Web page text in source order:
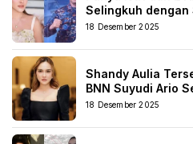
Selingkuh dengan
18 Desember 2025
Shandy Aulia
BNN Suyudi Ario
18 Desember 2025